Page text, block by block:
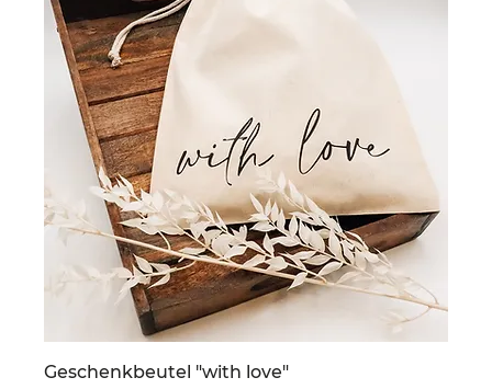
Geschenkbeutel "with love"